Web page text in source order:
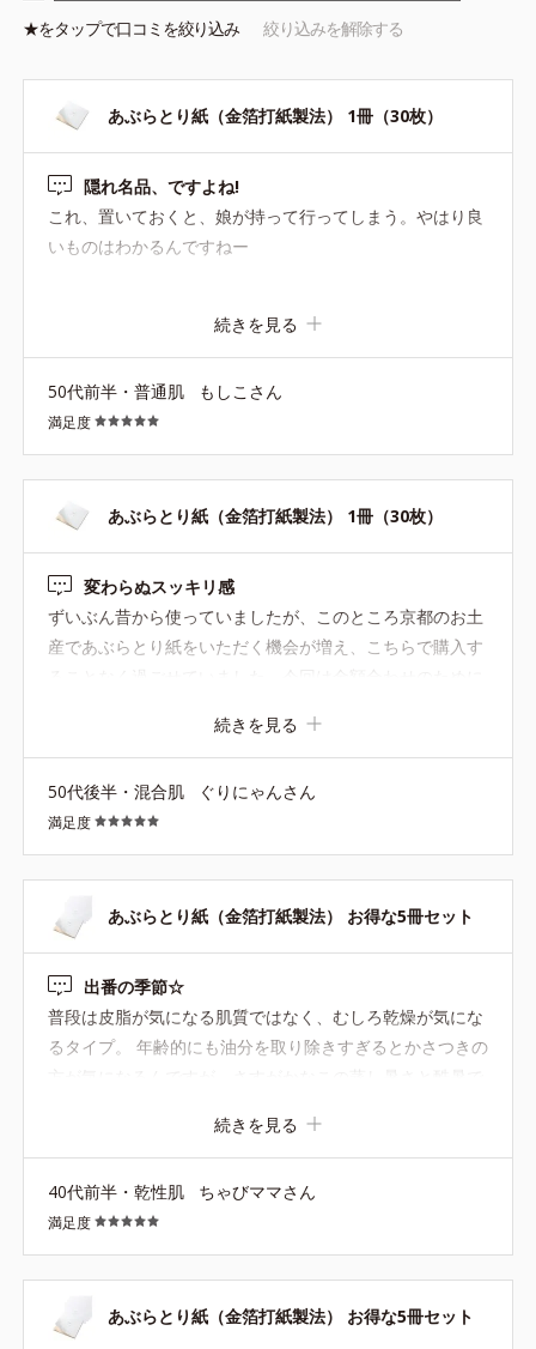
★をタップで口コミを絞り込み 絞り込みを解除する
あぶらとり紙（金箔打紙製法） 1冊（30枚）
隠れ名品、ですよね!
これ、置いておくと、娘が持って行ってしまう。やはり良
いものはわかるんですねー
続きを見る
50代前半・普通肌 もしこさん
満足度
あぶらとり紙（金箔打紙製法） 1冊（30枚）
変わらぬスッキリ感
ずいぶん昔から使っていましたが、このところ京都のお土
産であぶらとり紙をいただく機会が増え、こちらで購入す
ることなく過ごせていました。今回は金額合わせのために
なったら、これにしか戻れません
続きを見る
50代後半・混合肌 ぐりにゃんさん
満足度
あぶらとり紙（金箔打紙製法） お得な5冊セット
出番の季節☆
普段は皮脂が気になる肌質ではなく、むしろ乾燥が気にな
るタイプ。 年齢的にも油分を取り除きすぎるとかさつきの
ぶらとり紙が常に必要な年齢ではないものの、いつも私の
そばにはいてくれるのが、このあぶらとり紙。 肌あたりが
優しくて、やっぱり他のあぶらとり紙だと硬くて痛いなぁ
と思ってしまいます。
続きを見る
40代前半・乾性肌 ちゃびママさん
満足度
あぶらとり紙（金箔打紙製法） お得な5冊セット